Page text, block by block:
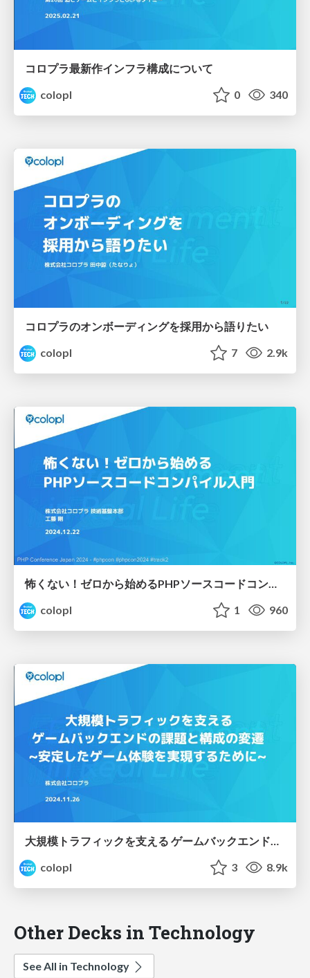
コロプラ最新作インフラ構成について
colopl
0 340
コロプラのオンボーディングを採用から語りたい
colopl
7 2.9k
怖くない！ゼロから始めるPHPソースコードコンパイル入門
colopl
1 960
大規模トラフィックを支える ゲームバックエンドの課題と構成の変遷 ~安定したゲーム体験を実現するために~
colopl
3 8.9k
Other Decks in Technology
See All in Technology